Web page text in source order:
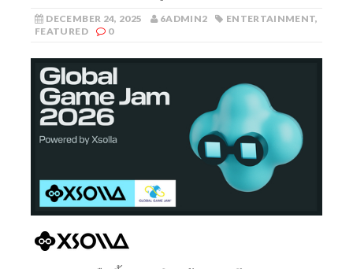
DECEMBER 24, 2025 6ADMIN2 ENTERTAINMENT,
FEATURED
0